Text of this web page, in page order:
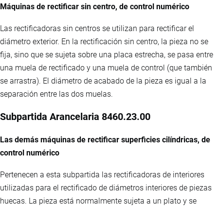
Máquinas de rectificar sin centro, de control numérico
Las rectificadoras sin centros se utilizan para rectificar el
diámetro exterior. En la rectificación sin centro, la pieza no se
fija, sino que se sujeta sobre una placa estrecha, se pasa entre
una muela de rectificado y una muela de control (que también
se arrastra). El diámetro de acabado de la pieza es igual a la
separación entre las dos muelas.
Subpartida Arancelaria 8460.23.00
Las demás máquinas de rectificar superficies cilíndricas, de
control numérico
Pertenecen a esta subpartida las rectificadoras de interiores
utilizadas para el rectificado de diámetros interiores de piezas
huecas. La pieza está normalmente sujeta a un plato y se